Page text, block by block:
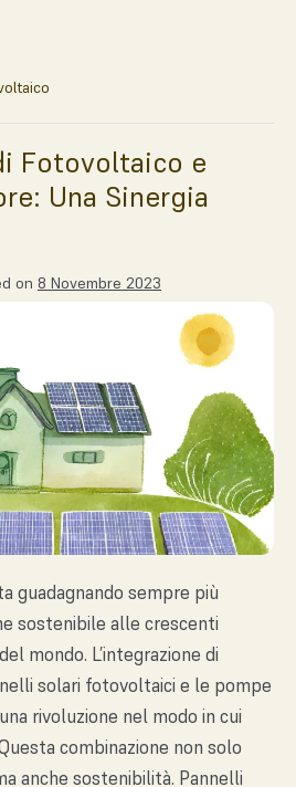
Fotovoltaico e
Una Sinergia
on 8 Novembre 2023
guadagnando sempre più
sostenibile alle crescenti
mondo. L’integrazione di
solari fotovoltaici e le pompe
rivoluzione nel modo in cui
combinazione non solo
anche sostenibilità. Pannelli